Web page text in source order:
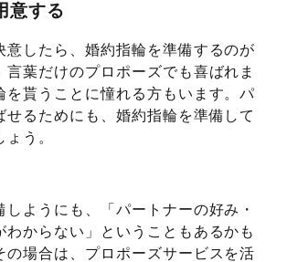
意する
意したら、婚約指輪を準備するのが
言葉だけのプロポーズでも喜ばれま
を貰うことに憧れる方もいます。パ
せるためにも、婚約指輪を準備して
う。
しようにも、「パートナーの好み・
わからない」ということもあるかも
の場合は、プロポーズサービスを活